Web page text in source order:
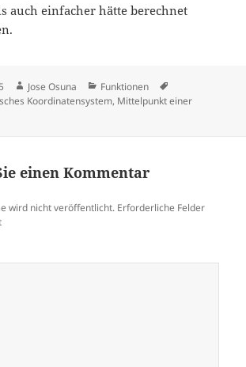
auch einfacher hätte berechnet
Autor
Jose Osuna Kategorien
Funktionen
Koordinatensystem, Mittelpunkt einer
einen Kommentar
wird nicht veröffentlicht. Erforderliche Felder